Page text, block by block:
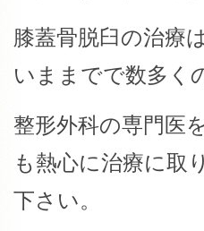
膝蓋骨脱臼の治療
いままでで数多く
整形外科の専門医
も熱心に治療に取
下さい。